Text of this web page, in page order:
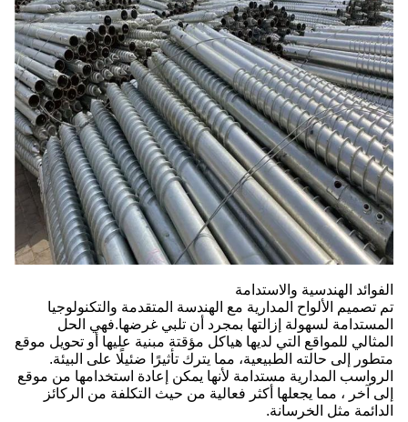
الفوائد الهندسية والاستدامة
تم تصميم الألواح المدارية مع الهندسة المتقدمة والتكنولوجيا
المستدامة لسهولة إزالتها بمجرد أن تلبي غرضها.فهي الحل
المثالي للمواقع التي لديها هياكل مؤقتة مبنية عليها أو تحويل موقع
متطور إلى حالته الطبيعية، مما يترك تأثيرًا ضئيلًا على البيئة.
الرواسب المدارية مستدامة لأنها يمكن إعادة استخدامها من موقع
إلى آخر ، مما يجعلها أكثر فعالية من حيث التكلفة من الركائز
الدائمة مثل الخرسانة.